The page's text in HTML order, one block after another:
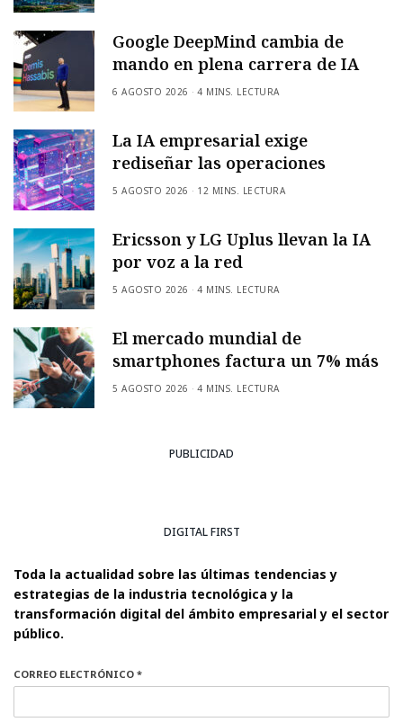
Google DeepMind cambia de
mando en plena carrera de IA
6 AGOSTO 2026 4 MINS. LECTURA
La IA empresarial exige
rediseñar las operaciones
5 AGOSTO 2026 12 MINS. LECTURA
Ericsson y LG Uplus llevan la IA
por voz a la red
5 AGOSTO 2026 4 MINS. LECTURA
El mercado mundial de
smartphones factura un 7% más
5 AGOSTO 2026 4 MINS. LECTURA
PUBLICIDAD
DIGITAL FIRST
Toda la actualidad sobre las últimas tendencias y
estrategias de la industria tecnológica y la
transformación digital del ámbito empresarial y el sector
público.
CORREO ELECTRÓNICO *